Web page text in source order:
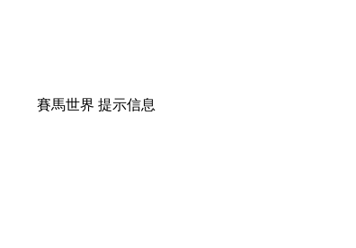
賽馬世界 提示信息